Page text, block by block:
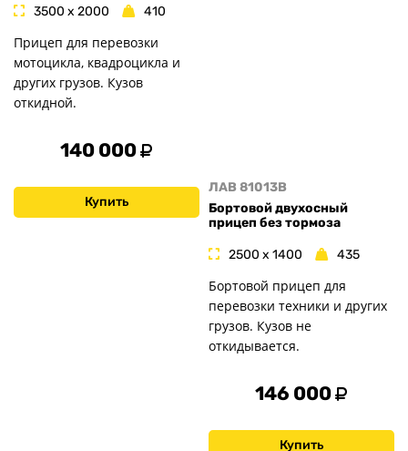
3500 x 2000 410
Прицеп для перевозки
мотоцикла, квадроцикла и
других грузов. Кузов
откидной.
140 000
Купить
ЛАВ 81013B
Бортовой двухосный
прицеп без тормоза
2500 x 1400 435
Бортовой прицеп для
перевозки техники и других
грузов. Кузов не
откидывается.
146 000
Купить